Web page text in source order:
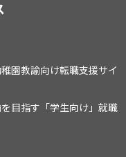
園教諭向け転職支援サイ
目指す「学生向け」就職